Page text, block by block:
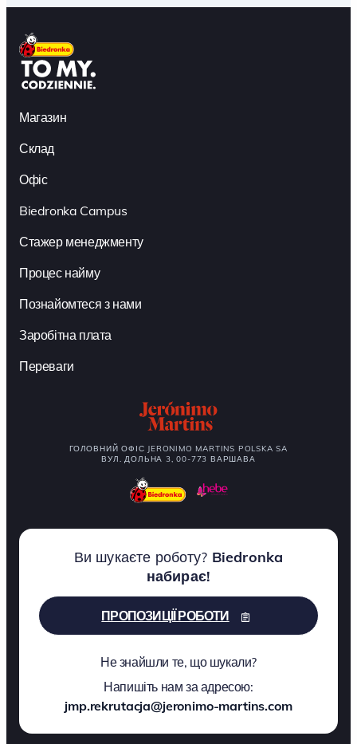
Магазин
Склад
Офіс
Biedronka Campus
Стажер менеджменту
Процес найму
Познайомтеся з нами
Заробітна плата
Переваги
ГОЛОВНИЙ ОФІС JERONIMO MARTINS POLSKA SA
ВУЛ. ДОЛЬНА 3, 00-773 ВАРШАВА
Ви шукаєте роботу? Biedronka
набирає!
ПРОПОЗИЦІЇ РОБОТИ
Не знайшли те, що шукали?
Напишіть нам за адресою:
jmp.rekrutacja@jeronimo-martins.com